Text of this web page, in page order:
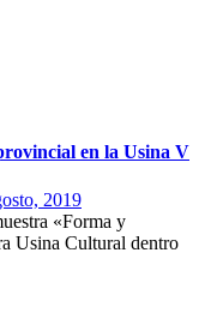
en la Usina V
2019
«Forma y
Usina Cultural dentro